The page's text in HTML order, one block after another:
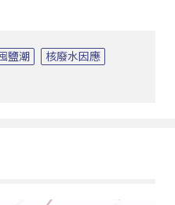
鹽潮
核廢水因應